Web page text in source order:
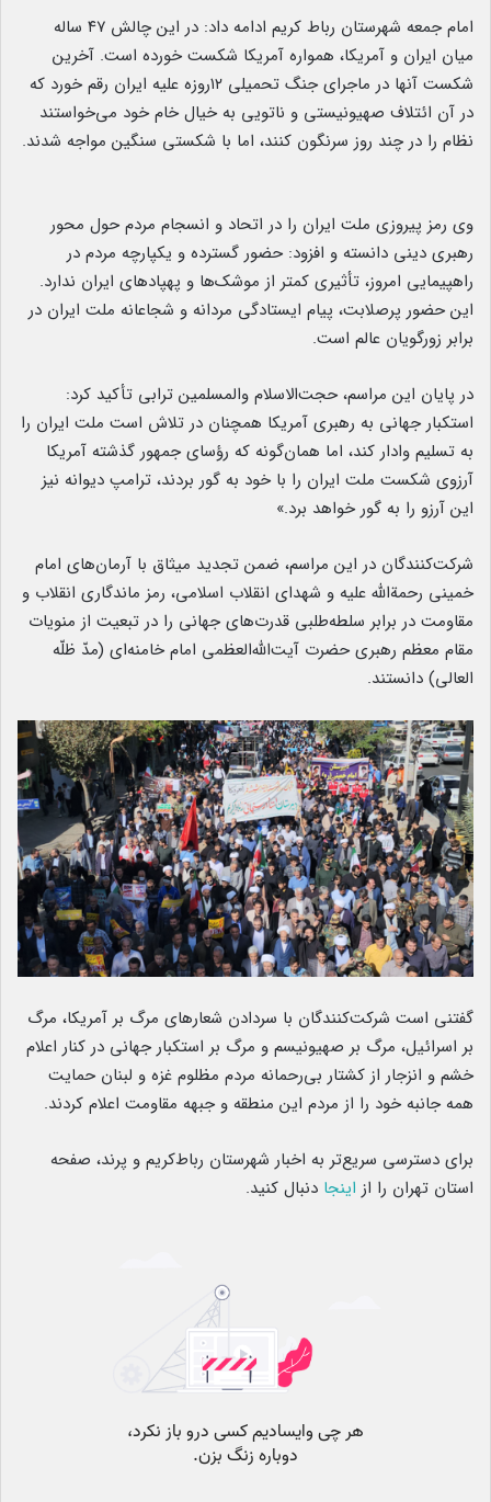
امام جمعه شهرستان رباط کریم ادامه داد: در این چالش ۴۷ ساله
میان ایران و آمریکا، همواره آمریکا شکست خورده است. آخرین
شکست آنها در ماجرای جنگ تحمیلی ۱۲روزه علیه ایران رقم خورد که
در آن ائتلاف صهیونیستی و ناتویی به خیال خام خود می‌خواستند
نظام را در چند روز سرنگون کنند، اما با شکستی سنگین مواجه شدند.
وی رمز پیروزی ملت ایران را در اتحاد و انسجام مردم حول محور
رهبری دینی دانسته و افزود: حضور گسترده و یکپارچه مردم در
راهپیمایی امروز، تأثیری کمتر از موشک‌ها و پهپادهای ایران ندارد.
این حضور پرصلابت، پیام ایستادگی مردانه و شجاعانه ملت ایران در
برابر زورگویان عالم است.
در پایان این مراسم، حجت‌الاسلام والمسلمین ترابی تأکید کرد:
استکبار جهانی به رهبری آمریکا همچنان در تلاش است ملت ایران را
به تسلیم وادار کند، اما همان‌گونه که رؤسای جمهور گذشته آمریکا
آرزوی شکست ملت ایران را با خود به گور بردند، ترامپ دیوانه نیز
این آرزو را به گور خواهد برد.»
شرکت‌کنندگان در این مراسم، ضمن تجدید میثاق با آرمان‌های امام
خمینی رحمة‌الله علیه و شهدای انقلاب اسلامی، رمز ماندگاری انقلاب و
مقاومت در برابر سلطه‌طلبی قدرت‌های جهانی را در تبعیت از منویات
مقام معظم رهبری حضرت آیت‌الله‌العظمی امام خامنه‌ای (مدّ ظلّه
العالی) دانستند.
گفتنی است شرکت‌کنندگان با سردادن شعارهای مرگ بر آمریکا، مرگ
بر اسرائیل، مرگ بر صهیونیسم و مرگ بر استکبار جهانی در کنار اعلام
خشم و انزجار از کشتار بی‌رحمانه مردم مظلوم غزه و لبنان حمایت
همه جانبه خود را از مردم این منطقه و جبهه مقاومت اعلام کردند.
برای دسترسی سریع‌تر به اخبار شهرستان رباط‌کریم و پرند، صفحه
استان تهران را از اینجا دنبال کنید.